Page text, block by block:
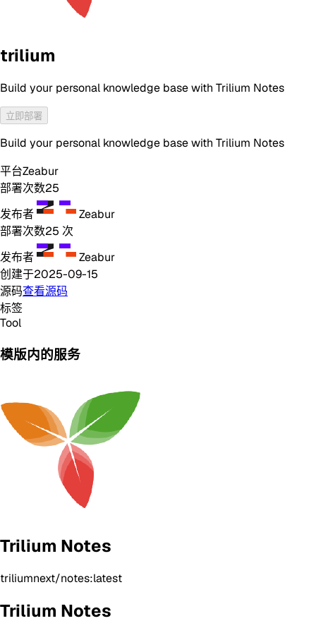
trilium
Build your personal knowledge base with Trilium Notes
立即部署
Build your personal knowledge base with Trilium Notes
平台Zeabur
部署次数25
发布者
Zeabur
部署次数25 次
发布者
Zeabur
创建于2025-09-15
源码查看源码
标签
Tool
模版内的服务
Trilium Notes
triliumnext/notes:latest
Trilium Notes